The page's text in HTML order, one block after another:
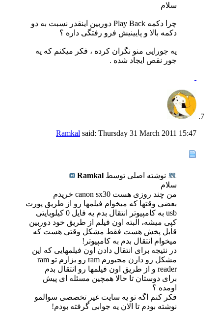
سلام
چرا دکمه Play Back دوربین اینقدر نسبت به دو
دکمه بالا و پایینیش فرو رفتگی داره ؟
یه جورایی منو نگران کرده ، فکر میکنم که یه
جور نقص ایجاد شده .
Ramkal said: Thursday 31 March 2011 15:47
نوشته اصلی توسط Ramkal
سلام
من چند روزی هست canon sx30 خریدم
بعضی وقتها که میخوام فیلمها رو از طریق پورت
usb به کامپیوتر انتقال بدم یه فایل 0 کیلوبایتی
کپی میشه، البته اون فیلم از طریق خود دوربین
قابل پخش هست فقط مشکل وقتی هست که
میخوام انتقال بدم به کامپیوتر!
در نتیجه برای انتقال دادن اون فیلمهایی که این
مشکل رو دارن مجبورم ram رو بزارم تو ram
reader و از طریق اون فیلمها رو انتقال بدم
برای دوستان تا حالا همچین مسئله ای پیش
اومده ؟
فکر کنم اگه تو یه سایت غیر تخصصی سوالمو
نوشته بودم تا الان یه جوابی گرفته بودم!